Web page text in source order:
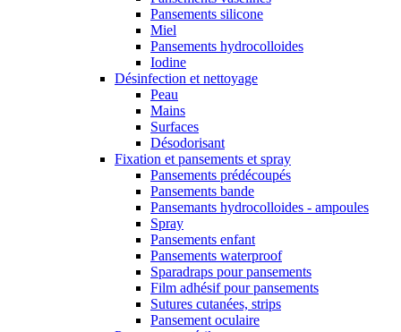
Pansements silicone
Miel
Pansements hydrocolloides
Iodine
Désinfection et nettoyage
Peau
Mains
Surfaces
Désodorisant
Fixation et pansements et spray
Pansements prédécoupés
Pansements bande
Pansemants hydrocolloides - ampoules
Spray
Pansements enfant
Pansements waterproof
Sparadraps pour pansements
Film adhésif pour pansements
Sutures cutanées, strips
Pansement oculaire